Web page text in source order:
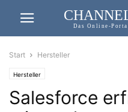
Das Online-
Start Hersteller
Hersteller
Salesforce